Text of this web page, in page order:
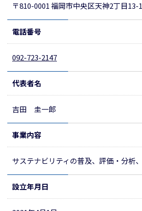
〒810-0001 福岡市中央区天神2丁目13-1
電話番号
092-723-2147
代表者名
吉田 圭一郎
事業内容
サステナビリティの普及、評価・分析
設立年月日